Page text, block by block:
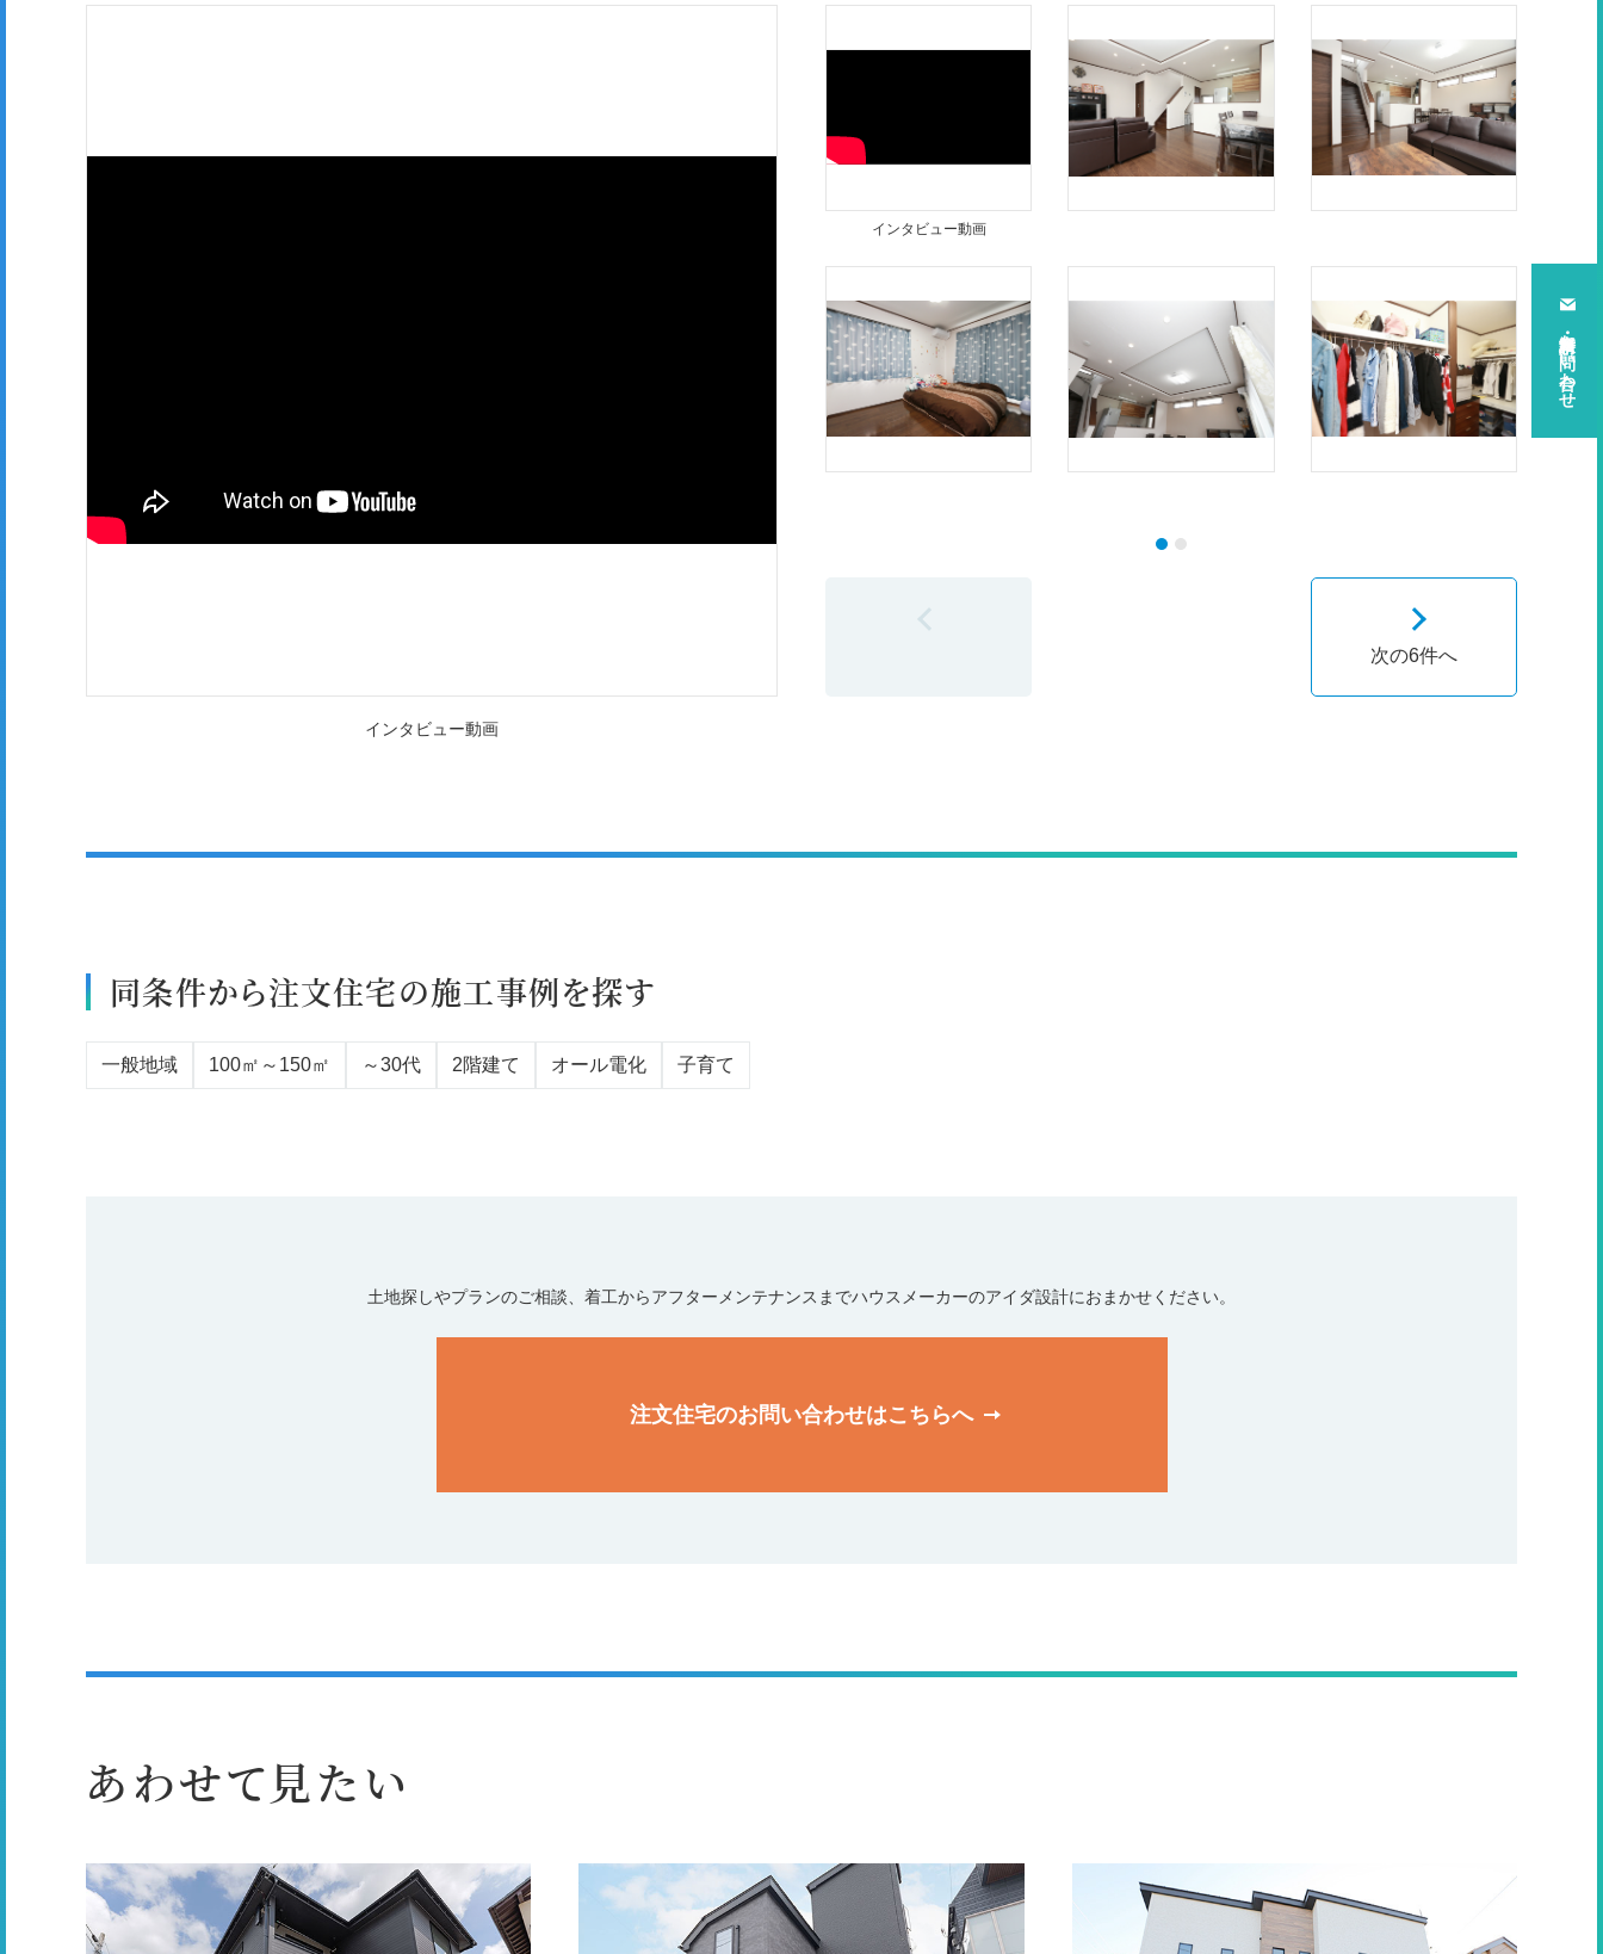
資料請求・お問い合わせ
インタビュー動画
インタビュー動画
次の6件へ
同条件から注文住宅の施工事例を探す
一般地域 100㎡～150㎡ ～30代 2階建て オール電化 子育て
土地探しやプランのご相談、着工からアフターメンテナンスまでハウスメーカーのアイダ設計におまかせください。
注文住宅のお問い合わせはこちらへ
あわせて見たい